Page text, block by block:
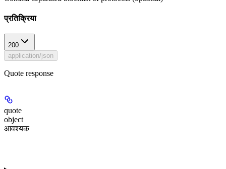
प्रतिक्रिया
200
application/json
Quote response
quote
object
आवश्यक